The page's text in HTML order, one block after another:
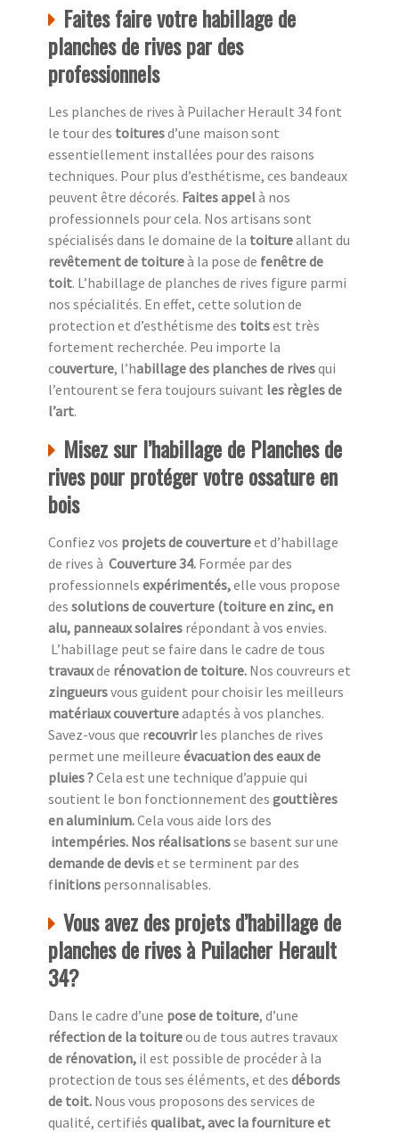
Faites faire votre habillage de
planches de rives par des
professionnels
Les planches de rives à Puilacher Herault 34 font
le tour des toituresd’une maison sont
essentiellement installées pour des raisons
techniques. Pour plus d’esthétisme, ces bandeaux
peuvent être décorés. Faites appelà nos
professionnels pour cela. Nos artisans sont
spécialisés dans le domaine de la toitureallant du
revêtement de toitureà la pose de fenêtre de
toit. L’habillage de planches de rives figure parmi
nos spécialités. En effet, cette solution de
protection et d’esthétisme des toitsest très
fortement recherchée. Peu importe la
couverture, l’habillage des planches de rivesqui
l’entourent se fera toujours suivant les règles de
l’art.
Misez sur l’habillage de Planches de
rives pour protéger votre ossature en
bois
Confiez vos projets de couvertureet d’habillage
de rives à Couverture 34. Formée par des
professionnels expérimentés,elle vous propose
des solutions de couverture (toiture en zinc, en
alu, panneaux solaires répondant à vos envies.
L’habillage peut se faire dans le cadre de tous
travauxde rénovation de toiture. Nos couvreurs et
zingueursvous guident pour choisir les meilleurs
matériaux couvertureadaptés à vos planches.
Savez-vous que recouvrirles planches de rives
permet une meilleure évacuation des eaux de
pluies ?Cela est une technique d’appuie qui
soutient le bon fonctionnement des gouttières
en aluminium.Cela vous aide lors des
intempéries. Nos réalisationsse basent sur une
demande de deviset se terminent par des
finitions personnalisables.
Vous avez des projets d’habillage de
planches de rives à Puilacher Herault
34?
Dans le cadre d’une pose de toiture, d’une
réfection de la toitureou de tous autres travaux
de rénovation, il est possible de procéder à la
protection de tous ses éléments, et des débords
de toit. Nous vous proposons des services de
qualité, certifiés qualibat, avec la fourniture et